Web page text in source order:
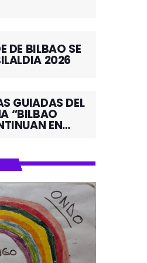
DE BILBAO SE
2026
GUIADAS DEL
“BILBAO
EN